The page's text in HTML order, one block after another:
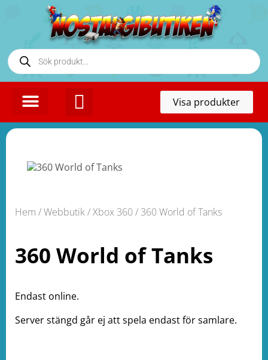
Visa produkter
Hem /Webbutik/Xbox 360/ 360 World of Tanks
360 World of Tanks
Endast online.
Server stängd går ej att spela endast för samlare.